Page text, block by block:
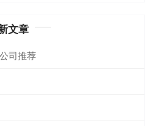
文章
司推荐